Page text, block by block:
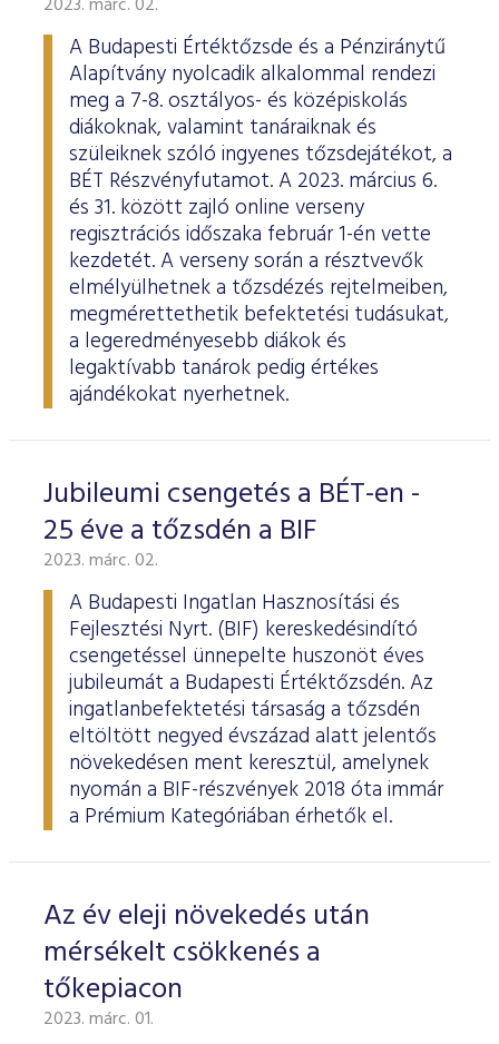
ESG Útmutató
A Budapesti Értéktőzsde és a Pénziránytű
Alapítvány nyolcadik alkalommal rendezi
meg a 7-8. osztályos- és középiskolás
diákoknak, valamint tanáraiknak és
szüleiknek szóló ingyenes tőzsdejátékot, a
BÉT Részvényfutamot. A 2023. március 6.
és 31. között zajló online verseny
regisztrációs időszaka február 1-én vette
kezdetét. A verseny során a résztvevők
elmélyülhetnek a tőzsdézés rejtelmeiben,
megmérettethetik befektetési tudásukat,
a legeredményesebb diákok és
legaktívabb tanárok pedig értékes
ajándékokat nyerhetnek.
Jubileumi csengetés a BÉT-en -
25 éve a tőzsdén a BIF
2023. márc. 02.
A Budapesti Ingatlan Hasznosítási és
Fejlesztési Nyrt. (BIF) kereskedésindító
csengetéssel ünnepelte huszonöt éves
jubileumát a Budapesti Értéktőzsdén. Az
ingatlanbefektetési társaság a tőzsdén
eltöltött negyed évszázad alatt jelentős
növekedésen ment keresztül, amelynek
nyomán a BIF-részvények 2018 óta immár
a Prémium Kategóriában érhetők el.
Az év eleji növekedés után
mérsékelt csökkenés a
tőkepiacon
2023. márc. 01.